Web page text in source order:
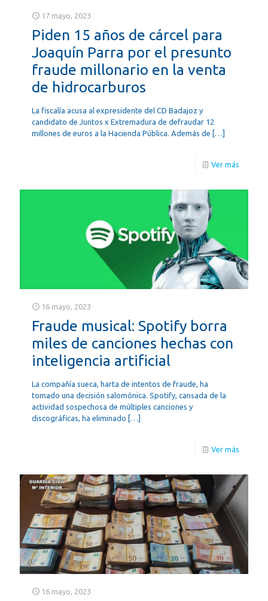
17 mayo, 2023
Piden 15 años de cárcel para
Joaquín Parra por el presunto
fraude millonario en la venta
de hidrocarburos
La fiscalía acusa al expresidente del CD Badajoz y
candidato de Juntos x Extremadura de defraudar 12
millones de euros a la Hacienda Pública. Además de […]
Ver más
16 mayo, 2023
Fraude musical: Spotify borra
miles de canciones hechas con
inteligencia artificial
La compañía sueca, harta de intentos de fraude, ha
tomado una decisión salomónica. Spotify, cansada de la
actividad sospechosa de múltiples canciones y
discográficas, ha eliminado […]
Ver más
16 mayo, 2023